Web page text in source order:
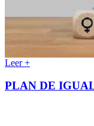
Leer +
PLAN DE